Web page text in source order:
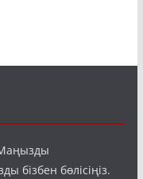
бізбен бөлісіңіз.